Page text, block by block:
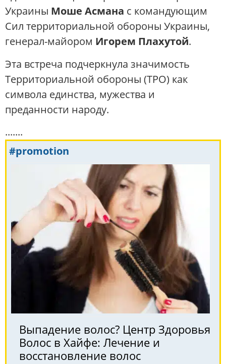
Украины Моше Асмана с командующим
Сил территориальной обороны Украины,
генерал-майором Игорем Плахутой.
Эта встреча подчеркнула значимость
Территориальной обороны (ТРО) как
символа единства, мужества и
преданности народу.
.......
#promotion
Выпадение волос? Центр Здоровья
Волос в Хайфе: Лечение и
восстановление волос